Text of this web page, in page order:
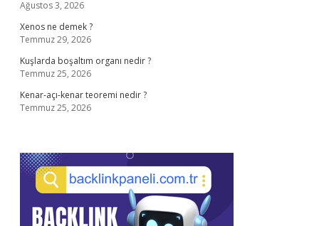
Ağustos 3, 2026
Xenos ne demek ?
Temmuz 29, 2026
Kuşlarda boşaltım organı nedir ?
Temmuz 25, 2026
Kenar-açı-kenar teoremi nedir ?
Temmuz 25, 2026